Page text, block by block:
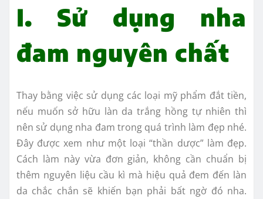
I. Sử dụng nha
đam nguyên chất
Thay bằng việc sử dụng các loại mỹ phẩm đắt tiền,
nếu muốn sở hữu làn da trắng hồng tự nhiên thì
nên sử dụng nha đam trong quá trình làm đẹp nhé.
Đây được xem như một loại “thần dược” làm đẹp.
Cách làm này vừa đơn giản, không cần chuẩn bị
thêm nguyên liệu cầu kì mà hiệu quả đem đến làn
da chắc chắn sẽ khiến bạn phải bất ngờ đó nha.